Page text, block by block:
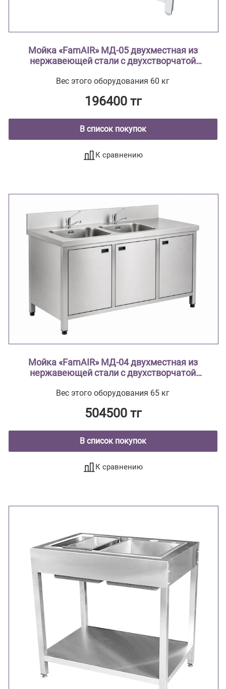
Мойка «FamAIR» МД-05 двухместная из
нержавеющей стали с двухстворчатой
Вес этого оборудования 60 кг
196400 тг
В список покупок
К сравнению
Мойка «FamAIR» МД-04 двухместная из
нержавеющей стали с двухстворчатой
тумба из нержавеющей стали , мойки
столешницу)
Вес этого оборудования 65 кг
504500 тг
В список покупок
К сравнению